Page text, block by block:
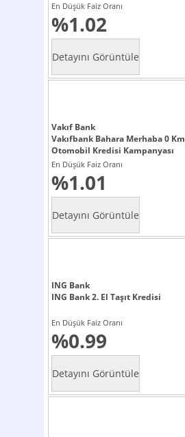
En Düşük Faiz Oranı
%1.02
Vakıf Bank
Vakıfbank Bahara Merhaba 0 Km
Otomobil Kredisi Kampanyası
En Düşük Faiz Oranı
%1.01
ING Bank
ING Bank 2. El Taşıt Kredisi
En Düşük Faiz Oranı
%0.99